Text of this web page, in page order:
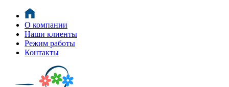
О компании
Наши клиенты
Режим работы
Контакты